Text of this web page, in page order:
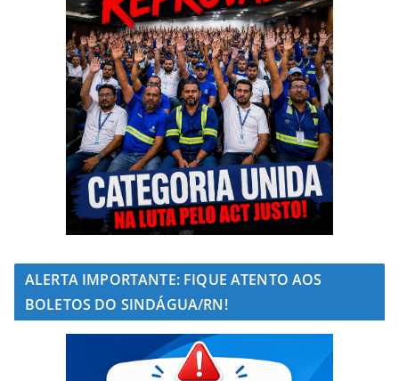
ALERTA IMPORTANTE: FIQUE ATENTO AOS
BOLETOS DO SINDÁGUA/RN!